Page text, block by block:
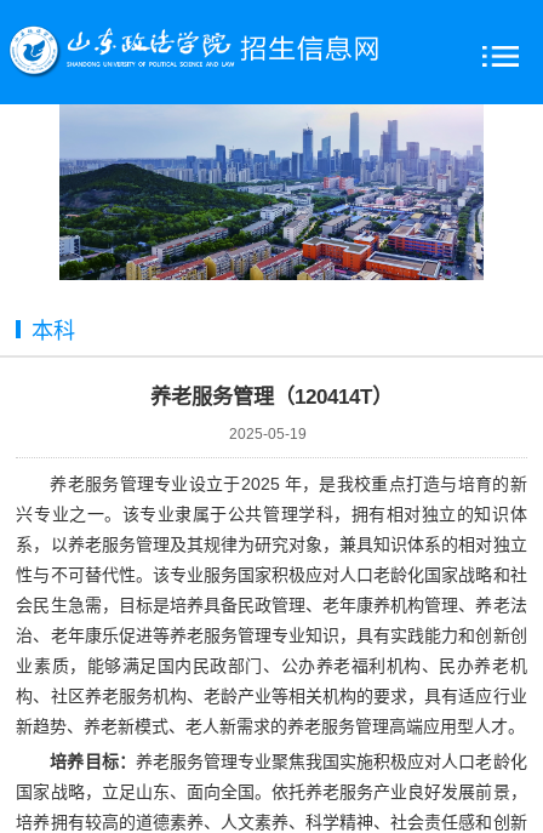
本科
养老服务管理（120414T）
2025-05-19
养老服务管理专业设立于2025 年，是我校重点打造与培育的新
兴专业之一。该专业隶属于公共管理学科，拥有相对独立的知识体
系，以养老服务管理及其规律为研究对象，兼具知识体系的相对独立
性与不可替代性。该专业服务国家积极应对人口老龄化国家战略和社
会民生急需，目标是培养具备民政管理、老年康养机构管理、养老法
治、老年康乐促进等养老服务管理专业知识，具有实践能力和创新创
业素质，能够满足国内民政部门、公办养老福利机构、民办养老机
构、社区养老服务机构、老龄产业等相关机构的要求，具有适应行业
新趋势、养老新模式、老人新需求的养老服务管理高端应用型人才。
培养目标： 养老服务管理专业聚焦我国实施积极应对人口老龄化
国家战略，立足山东、面向全国。依托养老服务产业良好发展前景，
培养拥有较高的道德素养、人文素养、科学精神、社会责任感和创新